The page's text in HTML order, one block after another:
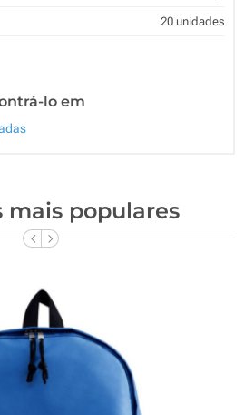
20 unidades
lo em
mais populares